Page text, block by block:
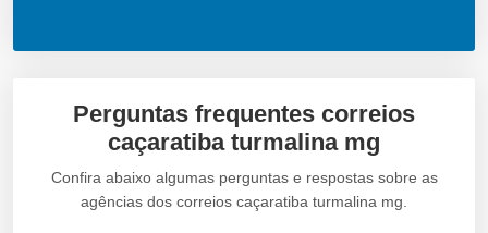
Perguntas frequentes correios
caçaratiba turmalina mg
Confira abaixo algumas perguntas e respostas sobre as
agências dos correios caçaratiba turmalina mg.